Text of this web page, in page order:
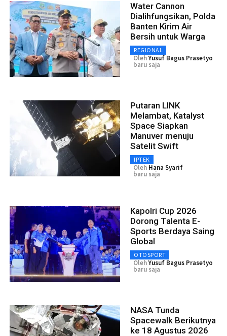
Water Cannon
Dialihfungsikan, Polda
Banten Kirim Air
Bersih untuk Warga
REGIONAL
OlehYusuf Bagus Prasetyo
baru saja
Putaran LINK
Melambat, Katalyst
Space Siapkan
Manuver menuju
Satelit Swift
IPTEK
Oleh Hana Syarif
baru saja
Kapolri Cup 2026
Dorong Talenta E-
Sports Berdaya Saing
Global
OTOSPORT
OlehYusuf Bagus Prasetyo
baru saja
NASA Tunda
Spacewalk Berikutnya
ke 18 Agustus 2026